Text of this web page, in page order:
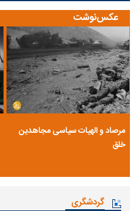
عکس‌نوشت
مرصاد و الهیات سیاسی مجاهدین
خلق
گردشگری